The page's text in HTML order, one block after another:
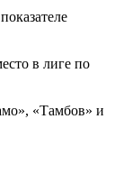
в лиге по
«Тамбов» и